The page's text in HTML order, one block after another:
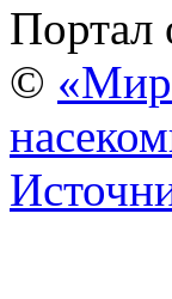
Портал
©